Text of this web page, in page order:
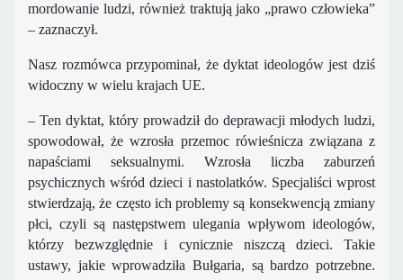
mordowanie ludzi, również traktują jako „prawo człowieka”
– zaznaczył.
Nasz rozmówca przypominał, że dyktat ideologów jest dziś
widoczny w wielu krajach UE.
– Ten dyktat, który prowadził do deprawacji młodych ludzi,
spowodował, że wzrosła przemoc rówieśnicza związana z
napaściami seksualnymi. Wzrosła liczba zaburzeń
psychicznych wśród dzieci i nastolatków. Specjaliści wprost
stwierdzają, że często ich problemy są konsekwencją zmiany
płci, czyli są następstwem ulegania wpływom ideologów,
którzy bezwzględnie i cynicznie niszczą dzieci. Takie
ustawy, jakie wprowadziła Bułgaria, są bardzo potrzebne.